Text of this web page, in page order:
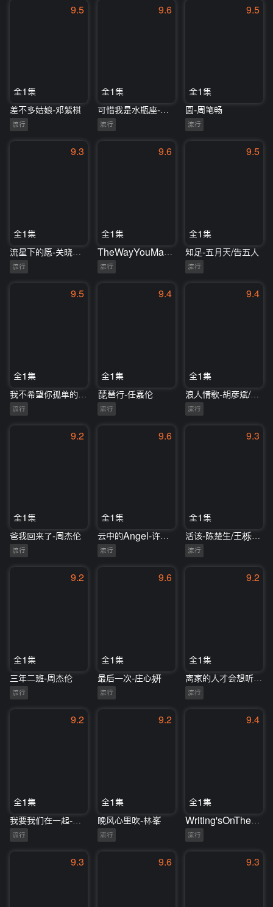
9.5
全1集
差不多姑娘-邓紫棋
流行
9.6
全1集
可惜我是水瓶座-杨千嬅/于梓贝
流行
9.5
全1集
圆-周笔畅
流行
9.3
全1集
流行
9.6
全1集
流行
9.5
全1集
知足-五月天/告五人
流行
9.5
全1集
流行
9.4
全1集
琵琶行-任嘉伦
流行
9.4
全1集
浪人情歌-胡彦斌/吉克隽逸
流行
9.2
全1集
爸我回来了-周杰伦
流行
9.6
全1集
云中的Angel-许茹芸
流行
9.3
全1集
活该-陈楚生/王栎鑫/张远/王铮亮
流行
9.2
全1集
三年二班-周杰伦
流行
9.6
全1集
最后一次-庄心妍
流行
9.2
全1集
流行
9.2
全1集
流行
9.2
全1集
晚风心里吹-林峯
流行
9.4
全1集
流行
9.3 9.6 9.3